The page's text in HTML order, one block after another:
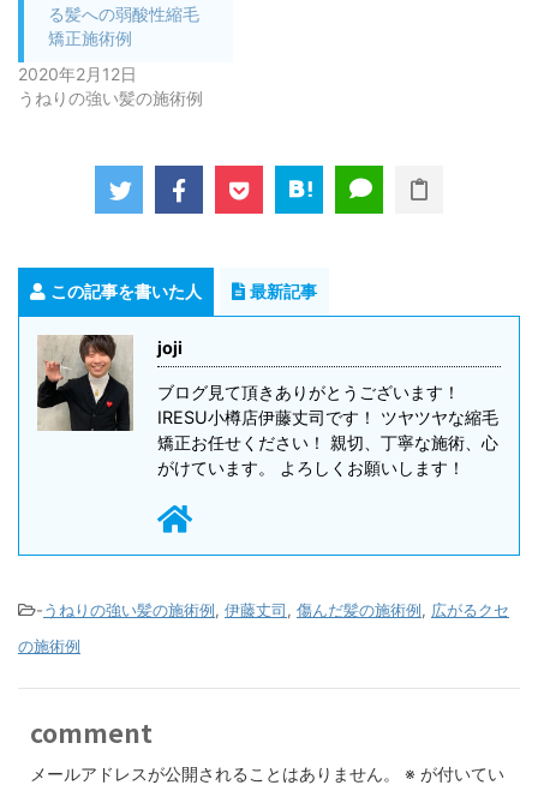
る髪への弱酸性縮毛
矯正施術例
2020年2月12日
うねりの強い髪の施術例
この記事を書いた人 最新記事
joji
ブログ見て頂きありがとうございます！
IRESU小樽店伊藤丈司です！ ツヤツヤな縮毛
矯正お任せください！ 親切、丁寧な施術、心
がけています。 よろしくお願いします！
-うねりの強い髪の施術例, 伊藤丈司, 傷んだ髪の施術例, 広がるクセ
の施術例
comment
メールアドレスが公開されることはありません。 ※ が付いてい